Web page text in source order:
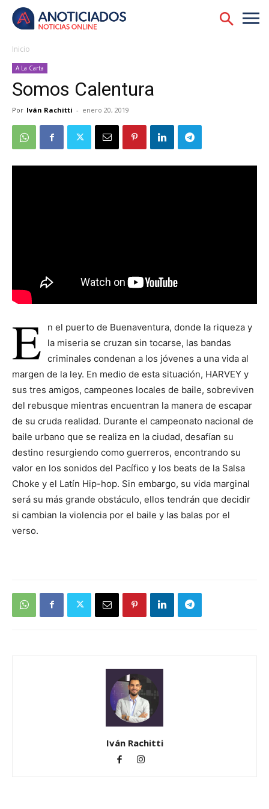
Inicio
A La Carta
Somos Calentura
Por Iván Rachitti - enero 20, 2019
E
n el puerto de Buenaventura, donde la riqueza y
la miseria se cruzan sin tocarse, las bandas
criminales condenan a los jóvenes a una vida al
margen de la ley. En medio de esta situación, HARVEY y
sus tres amigos, campeones locales de baile, sobreviven
del rebusque mientras encuentran la manera de escapar
de su cruda realidad. Durante el campeonato nacional de
baile urbano que se realiza en la ciudad, desafían su
destino resurgiendo como guerreros, encontrando su
valor en los sonidos del Pacífico y los beats de la Salsa
Choke y el Latín Hip-hop. Sin embargo, su vida marginal
será su más grande obstáculo, ellos tendrán que decidir
si cambian la violencia por el baile y las balas por el
verso.
Iván Rachitti